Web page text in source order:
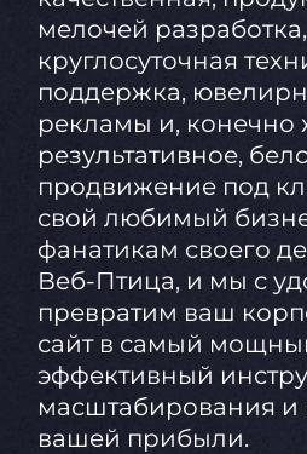
мелочей
круглосуточная
поддержка,
рекламы и, конечно
результативное,
продвижение под
свой любимый
фанатикам своего
Веб-Птица, и мы с
превратим ваш
сайт в самый
эффективный
масштабирования и
вашей прибыли.